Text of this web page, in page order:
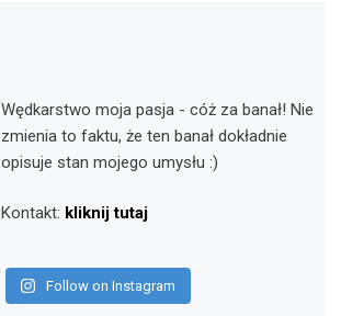
Wędkarstwo moja pasja - cóż za banał! Nie
zmienia to faktu, że ten banał dokładnie
opisuje stan mojego umysłu :)
Kontakt: kliknij tutaj
Follow on Instagram